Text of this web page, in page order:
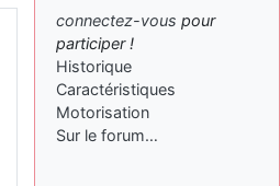
paxwax il y a 1 mois, 3 semaines
Super, la nouvelle bannière
d9pouces il y a 2 mois,
1 semaine: je suis un
avion@,._,+ > lesquels ? je
connectez-vous pour
participer !
Historique
Caractéristiques
Motorisation
Sur le forum…